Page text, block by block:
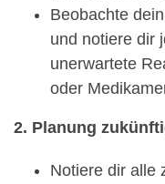
Beobachte
und notiere dir
unerwartete
oder
2. Planung
Notiere dir alle